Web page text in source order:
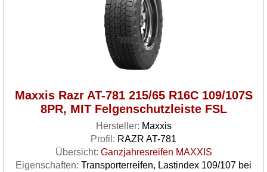
Maxxis Razr AT-781 215/65 R16C 109/107S
8PR, MIT Felgenschutzleiste FSL
Hersteller: Maxxis
Profil: RAZR AT-781
Übersicht: Ganzjahresreifen MAXXIS
Eigenschaften: Transporterreifen, Lastindex 109/107 bei